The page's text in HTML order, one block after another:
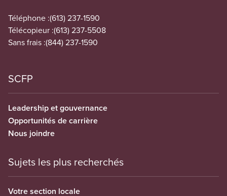
Téléphone :(613) 237-1590
Télécopieur :(613) 237-5508
Sans frais :(844) 237-1590
SCFP
Leadership et gouvernance
Opportunités de carrière
Nous joindre
Sujets les plus recherchés
Votre section locale